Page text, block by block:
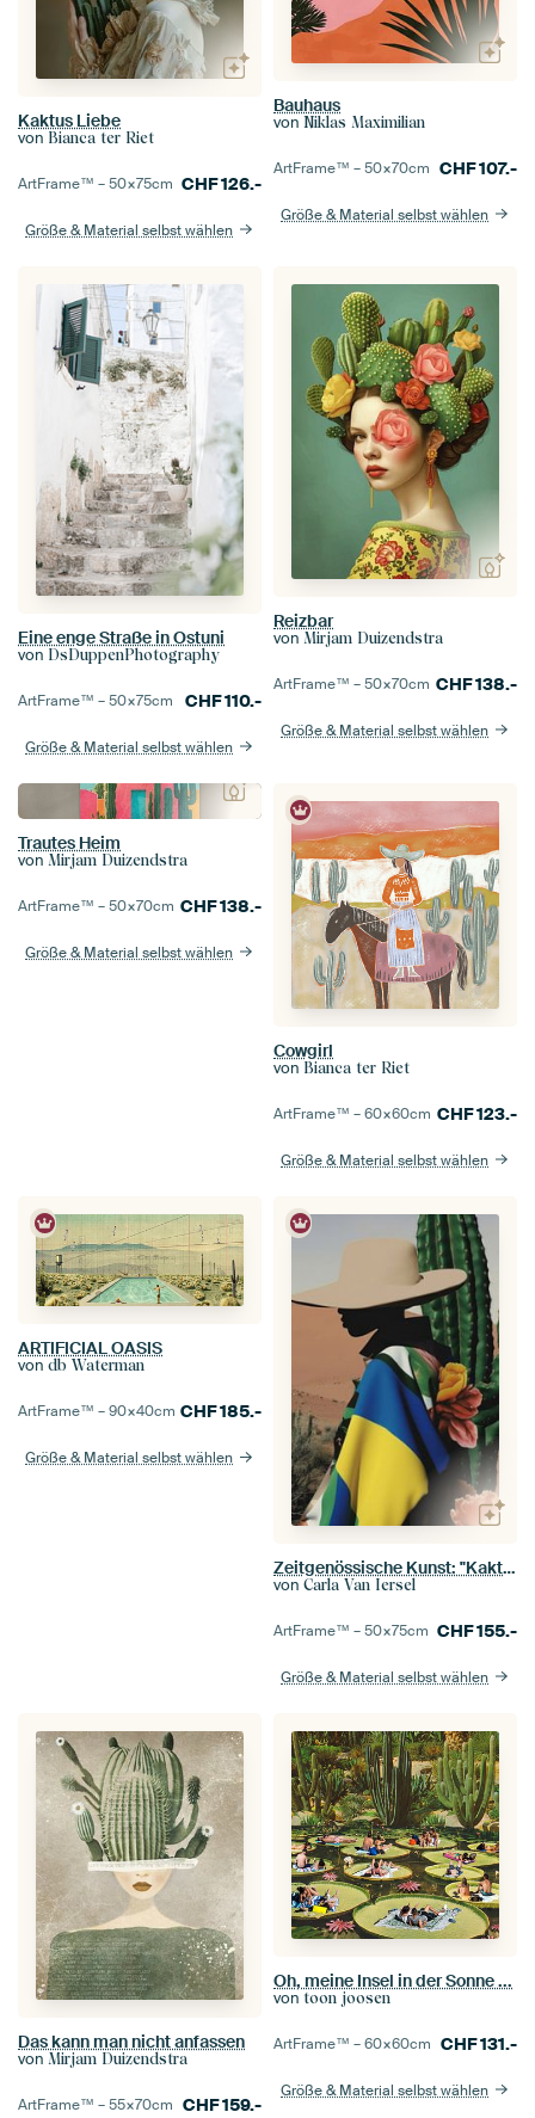
Kaktus Liebe
von Bianca ter Riet
ArtFrame™ –50×75cm CHF126.-
Größe & Material selbst wählen
Bauhaus
von Niklas Maximilian
ArtFrame™ –50×70cm CHF107.-
Größe & Material selbst wählen
Eine enge Straße in Ostuni
von DsDuppenPhotography
ArtFrame™ –50×75cm CHF110.-
Größe & Material selbst wählen
Reizbar
von Mirjam Duizendstra
ArtFrame™ –50×70cm CHF138.-
Größe & Material selbst wählen
Trautes Heim
von Mirjam Duizendstra
ArtFrame™ –50×70cm CHF138.-
Größe & Material selbst wählen
Cowgirl
von Bianca ter Riet
ArtFrame™ –60×60cm CHF123.-
Größe & Material selbst wählen
ARTIFICIAL OASIS
von db Waterman
ArtFrame™ –90×40cm CHF185.-
Größe & Material selbst wählen
Zeitgenössische Kunst: "Kaktus"
von Carla Van Iersel
ArtFrame™ –50×75cm CHF155.-
Größe & Material selbst wählen
Das kann man nicht anfassen
von Mirjam Duizendstra
ArtFrame™ –55×70cm CHF159.-
Oh, meine Insel in der Sonne ...
von toon joosen
ArtFrame™ –60×60cm CHF131.-
Größe & Material selbst wählen